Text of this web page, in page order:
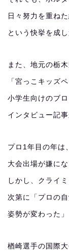
日々努力を重ね
という快挙を成
また、地元の栃
「宮っこキッズ
小学生向けのブ
インタビュー記
プロ1年目の年は
大会出場が嫌に
しかし、クライ
次第に「プロの
姿勢が変わった
楢崎選手の国際